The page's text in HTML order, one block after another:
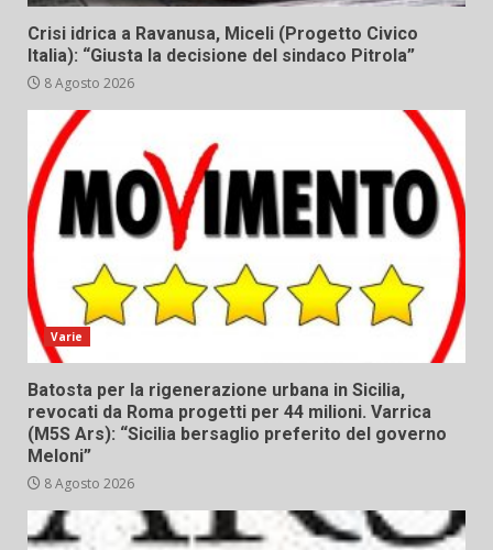
Crisi idrica a Ravanusa, Miceli (Progetto Civico
Italia): “Giusta la decisione del sindaco Pitrola”
8 Agosto 2026
Varie
Batosta per la rigenerazione urbana in Sicilia,
revocati da Roma progetti per 44 milioni. Varrica
(M5S Ars): “Sicilia bersaglio preferito del governo
Meloni”
8 Agosto 2026